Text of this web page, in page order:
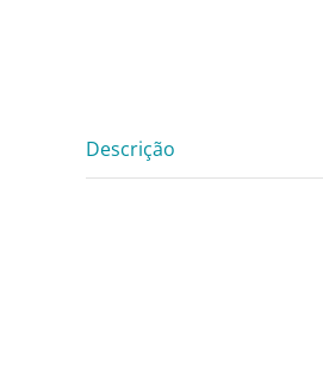
Descrição